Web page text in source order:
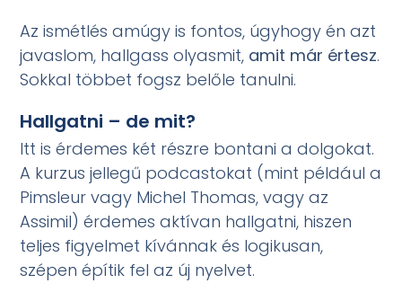
Az ismétlés amúgy is fontos, úgyhogy én azt
javaslom, hallgass olyasmit, amit már értesz.
Sokkal többet fogsz belőle tanulni.
Hallgatni – de mit?
Itt is érdemes két részre bontani a dolgokat.
A kurzus jellegű podcastokat (mint például a
Pimsleur vagy Michel Thomas, vagy az
Assimil) érdemes aktívan hallgatni, hiszen
teljes figyelmet kívánnak és logikusan,
szépen építik fel az új nyelvet.